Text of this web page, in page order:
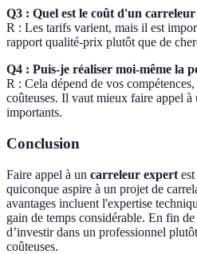
Q3 : Quel est le coût d'un
R : Les tarifs varient, mais il est
rapport qualité-prix plutôt que de
Q4 : Puis-je réaliser moi-même la
R : Cela dépend de vos
coûteuses. Il vaut mieux faire appel
importants.
Conclusion
Faire appel à un carreleur expert
quiconque aspire à un projet de
avantages incluent l'expertise
gain de temps considérable. En fin
d’investir dans un professionnel
coûteuses.